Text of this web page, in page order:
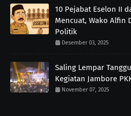
10 Pejabat Eselon II
Mencuat, Wako Alfin
Politik
Desember 03, 2025
Saling Lempar
Kegiatan Jambore
November 07, 2025